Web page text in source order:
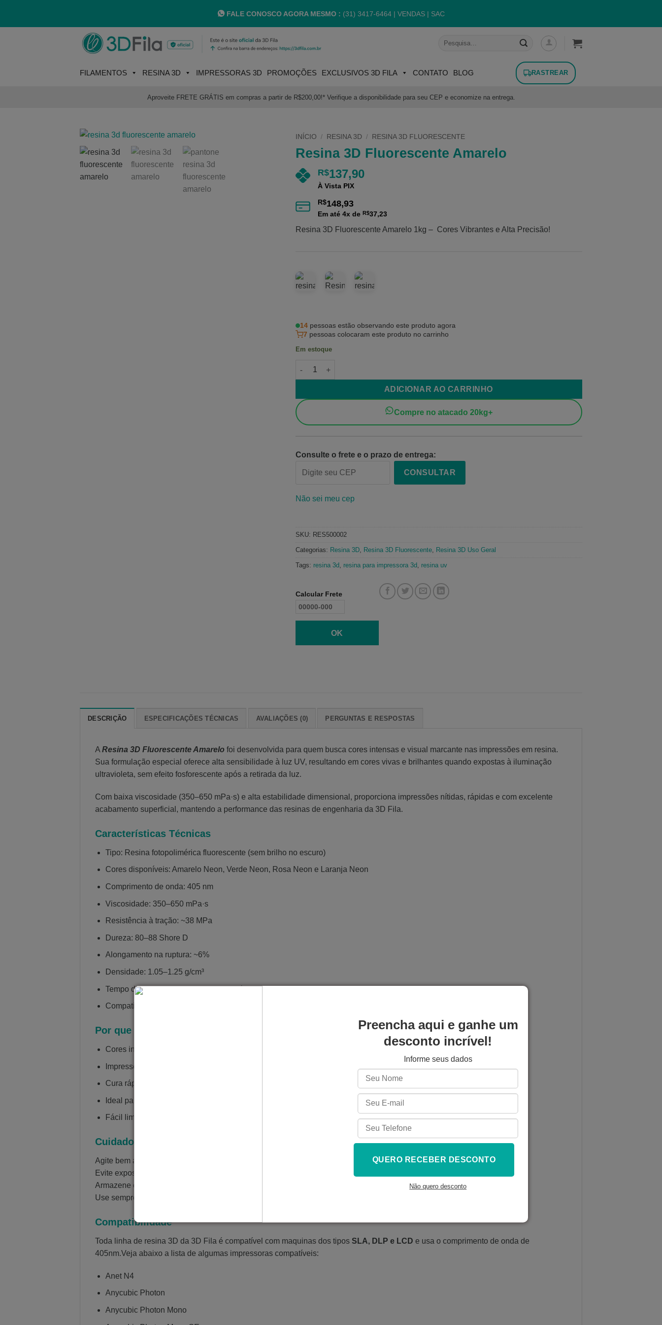
FALE CONOSCO AGORA MESMO : (31) 3417-6464 | VENDAS | SAC
Pesquisar
FILAMENTOS RESINA 3D IMPRESSORAS 3D PROMOÇÕES EXCLUSIVOS 3D FILA CONTATO BLOG RASTREAR
Aproveite FRETE GRÁTIS em compras a partir de R$200,00!* Verifique a disponibilidade para seu CEP e economize na entrega.
INÍCIO / RESINA 3D / RESINA 3D FLUORESCENTE
Resina 3D Fluorescente Amarelo
R$137,90
À Vista PIX
R$148,93
Em até 4x de R$37,23
Resina 3D Fluorescente Amarelo 1kg – Cores Vibrantes e Alta Precisão!
14pessoas estão observando este produto agora
7 pessoas colocaram este produto no carrinho
Em estoque
Resina 3D Fluorescente Amarelo quantidade
ADICIONAR AO CARRINHO
Compre no atacado 20kg+
Consulte o frete e o prazo de entrega:
CONSULTAR
Não sei meu cep
SKU: RES500002
Categorias: Resina 3D, Resina 3D Fluorescente, Resina 3D Uso Geral
Tags: resina 3d, resina para impressora 3d, resina uv
Calcular Frete
OK
DESCRIÇÃO ESPECIFICAÇÕES TÉCNICAS AVALIAÇÕES (0) PERGUNTAS E RESPOSTAS
A Resina 3D Fluorescente Amarelo foi desenvolvida para quem busca cores intensas e visual marcante nas impressões em resina.
Sua formulação especial oferece alta sensibilidade à luz UV, resultando em cores vivas e brilhantes quando expostas à iluminação
ultravioleta, sem efeito fosforescente após a retirada da luz.
Com baixa viscosidade (350–650 mPa·s) e alta estabilidade dimensional, proporciona impressões nítidas, rápidas e com excelente
acabamento superficial, mantendo a performance das resinas de engenharia da 3D Fila.
Características Técnicas
Tipo: Resina fotopolimérica fluorescente (sem brilho no escuro)
Cores disponíveis: Amarelo Neon, Verde Neon, Rosa Neon e Laranja Neon
Comprimento de onda: 405 nm
Viscosidade: 350–650 mPa·s
Resistência à tração: ~38 MPa
Dureza: 80–88 Shore D
Alongamento na ruptura: ~6%
Densidade: 1.05–1.25 g/cm³
Tempo de exposição: 2,5 a 3,5 s (ajustável conforme impressora)
Compatibilidade: Impressoras LCD / MSLA 405 nm
Por que escolher a Resina Fluorescente 3D Fila
Cores intensas e vibrantes sob luz UV
Impressões de alta precisão e excelente acabamento
Cura rápida e estável em impressoras rápidas
Ideal para miniaturas, acessórios, peças decorativas e protótipos visuais
Fácil limpeza e baixo odor
Cuidados e Armazenamento
Agite bem antes de usar.
Evite exposição direta à luz solar.
Armazene em local fresco, seco e ventilado, entre 25 e 30 °C.
Use sempre luvas e máscara durante o manuseio.
Compatibilidade
Toda linha de resina 3D da 3D Fila é compatível com maquinas dos tipos SLA, DLP e LCD e usa o comprimento de onda de
405nm.Veja abaixo a lista de algumas impressoras compatíveis:
Anet N4
Anycubic Photon
Anycubic Photon Mono
Preencha aqui e ganhe um
desconto incrível!
Informe seus dados
QUERO RECEBER DESCONTO
Não quero desconto